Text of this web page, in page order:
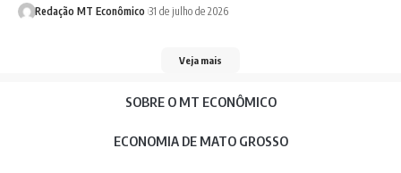
Redação MT Econômico 31 de julho de 2026
Veja mais
SOBRE O MT ECONÔMICO
ECONOMIA DE MATO GROSSO